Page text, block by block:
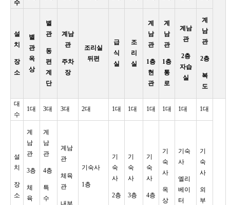
수
설
치
장
소
별
관
옥
상
별
관
동
편
계
단
계남
관
주차
장
조리실
뒤편
급
식
실
조
리
실
계
남
관
1층
현
관
계
남
관
1층
통
로
계남
관
2층
자습
실
계
남
관
2층
복
도
대
수
1대 3대 3대 2대 1대 1대 1대 1대 1대 1대
설
치
장
소
계
남
관
3층
체
육
계
남
관
4층
특
수
계남
관
체육
관
내부
기숙사
1층
기
숙
사
2층
기
숙
사
3층
기
숙
사
4층
기
숙
사
옥
상
기숙
사
엘리
베이
터
기
숙
사
외
부